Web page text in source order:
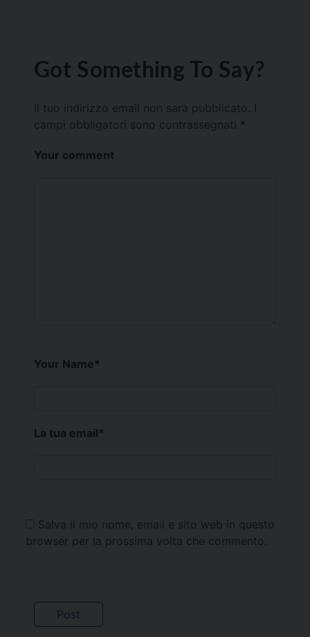
Got Something To Say?
Il tuo indirizzo email non sarà pubblicato.
campi obbligatori sono contrassegnati *
Your comment
Your Name*
La tua email*
Salva il mio nome, email e sito web in questo
browser per la prossima volta che commento.